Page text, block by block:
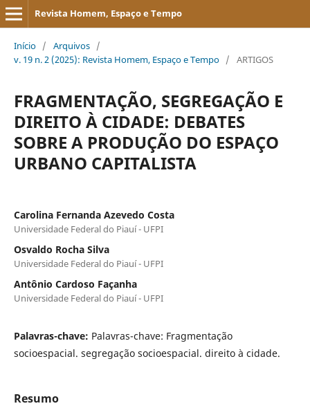
Revista Homem, Espaço e Tempo
Início / Arquivos /
v. 19 n. 2 (2025): Revista Homem, Espaço e Tempo / ARTIGOS
FRAGMENTAÇÃO, SEGREGAÇÃO E
DIREITO À CIDADE: DEBATES
SOBRE A PRODUÇÃO DO ESPAÇO
URBANO CAPITALISTA
Carolina Fernanda Azevedo Costa
Universidade Federal do Piauí - UFPI
Osvaldo Rocha Silva
Universidade Federal do Piauí - UFPI
Antônio Cardoso Façanha
Universidade Federal do Piauí - UFPI
Palavras-chave: Palavras-chave: Fragmentação
socioespacial. segregação socioespacial. direito à cidade.
Resumo